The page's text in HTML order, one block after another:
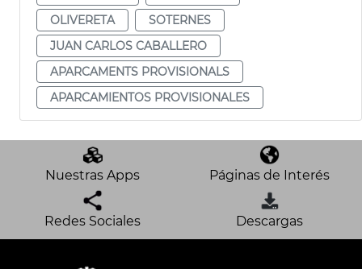
OLIVERETA
SOTERNES
JUAN CARLOS CABALLERO
APARCAMENTS PROVISIONALS
APARCAMIENTOS PROVISIONALES
Nuestras Apps Páginas de Interés
Redes Sociales Descargas